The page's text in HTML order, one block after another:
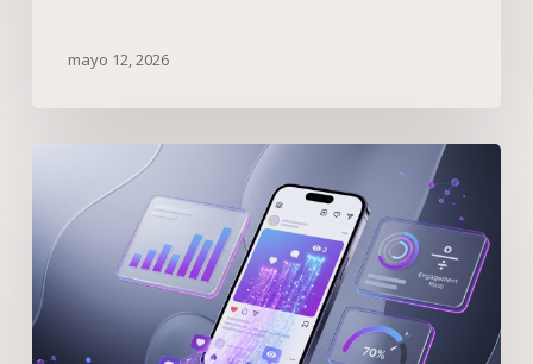
mayo 12, 2026